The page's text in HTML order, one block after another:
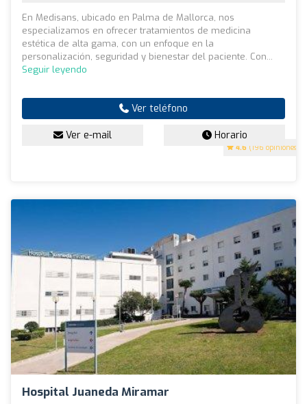
4.6 (196 opiniones)
En Medisans, ubicado en Palma de Mallorca, nos
especializamos en ofrecer tratamientos de medicina
estética de alta gama, con un enfoque en la
personalización, seguridad y bienestar del paciente. Con...
Seguir leyendo
Ver teléfono
Ver e-mail Horario
Hospital Juaneda Miramar